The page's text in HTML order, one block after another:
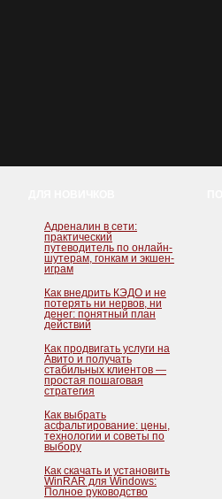
Адреналин в сети:
практический
путеводитель по онлайн-
шутерам, гонкам и экшен-
играм
Как внедрить КЭДО и не
потерять ни нервов, ни
денег: понятный план
действий
Как продвигать услуги на
Авито и получать
стабильных клиентов —
простая пошаговая
стратегия
Как выбрать
асфальтирование: цены,
технологии и советы по
выбору
Как скачать и установить
WinRAR для Windows:
Полное руководство